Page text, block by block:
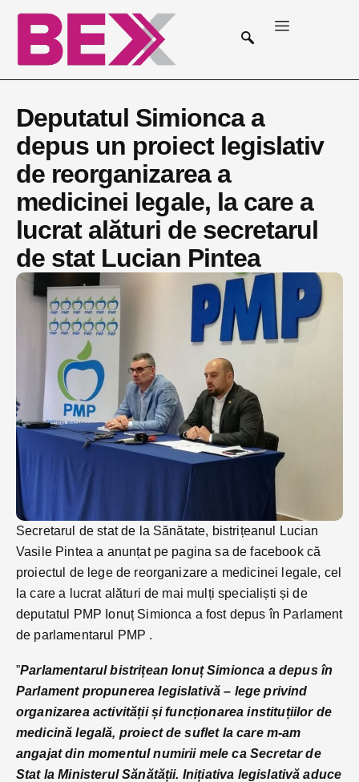
Deputatul Simionca a
depus un proiect legislativ
de reorganizarea a
medicinei legale, la care a
lucrat alături de secretarul
de stat Lucian Pintea
Secretarul de stat de la Sănătate, bistrițeanul Lucian
Vasile Pintea a anunțat pe pagina sa de facebook că
proiectul de lege de reorganizare a medicinei legale, cel
la care a lucrat alături de mai mulți specialiști și de
deputatul PMP Ionuț Simionca a fost depus în Parlament
de parlamentarul PMP .
”Parlamentarul bistrițean Ionuț Simionca a depus în
Parlament propunerea legislativă – lege privind
organizarea activității și funcționarea instituțiilor de
medicină legală, proiect de suflet la care m-am
angajat din momentul numirii mele ca Secretar de
Stat la Ministerul Sănătății. Inițiativa legislativă aduce